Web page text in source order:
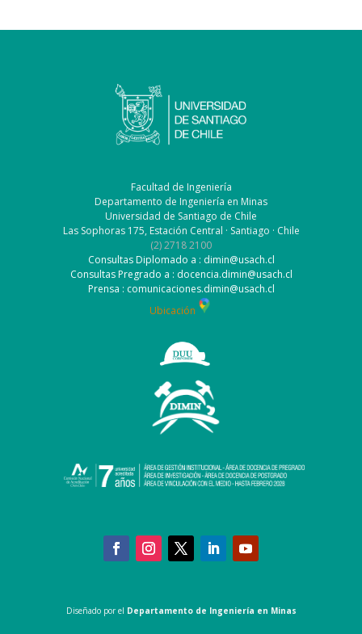
Facultad de Ingeniería
Departamento de Ingeniería en Minas
Universidad de Santiago de Chile
Las Sophoras 175, Estación Central · Santiago · Chile
(2) 2718 2100
Consultas Diplomado a : dimin@usach.cl
Consultas Pregrado a : docencia.dimin@usach.cl
Prensa : comunicaciones.dimin@usach.cl
Ubicación
Diseñado por el Departamento de Ingeniería en Minas